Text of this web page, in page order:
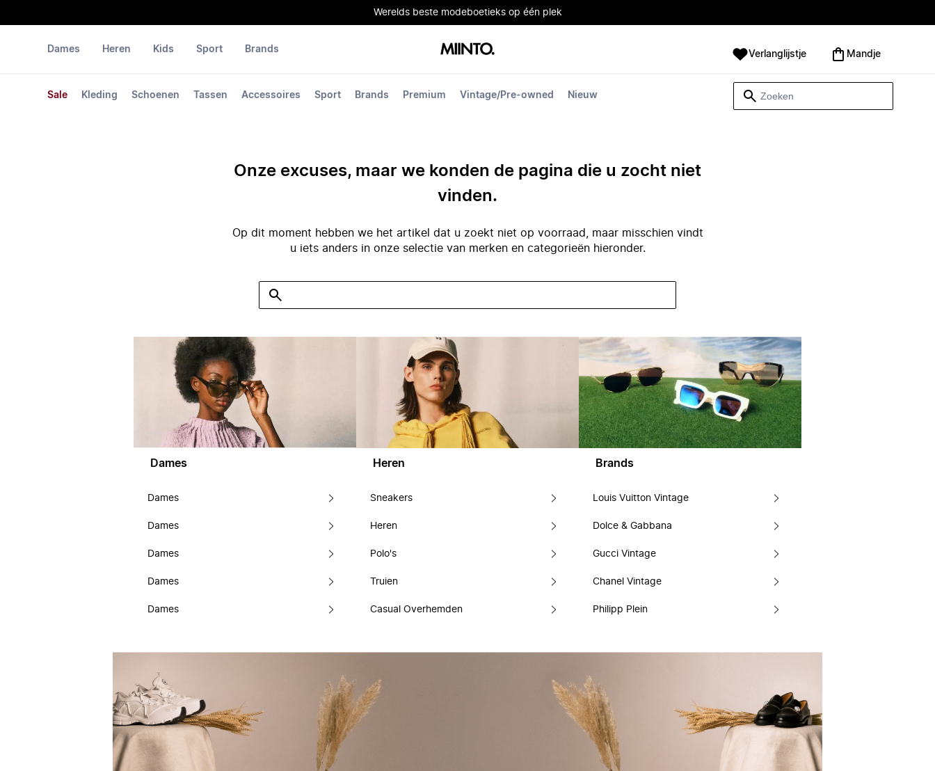
Werelds beste modeboetieks op één plek
Dames
Sale Kleding Schoenen Tassen Accessoires Sport Brands Premium Vintage/Pre-owned Nieuw
Heren Kids Sport Brands Verlanglijstje Mandje
Onze excuses, maar we konden de pagina die u zocht niet
vinden.
Op dit moment hebben we het artikel dat u zoekt niet op voorraad, maar misschien vindt
u iets anders in onze selectie van merken en categorieën hieronder.
Dames
Dames
Dames
Dames
Dames
Dames
Heren
Sneakers
Heren
Polo's
Truien
Casual Overhemden
Brands
Louis Vuitton Vintage
Dolce & Gabbana
Gucci Vintage
Chanel Vintage
Philipp Plein